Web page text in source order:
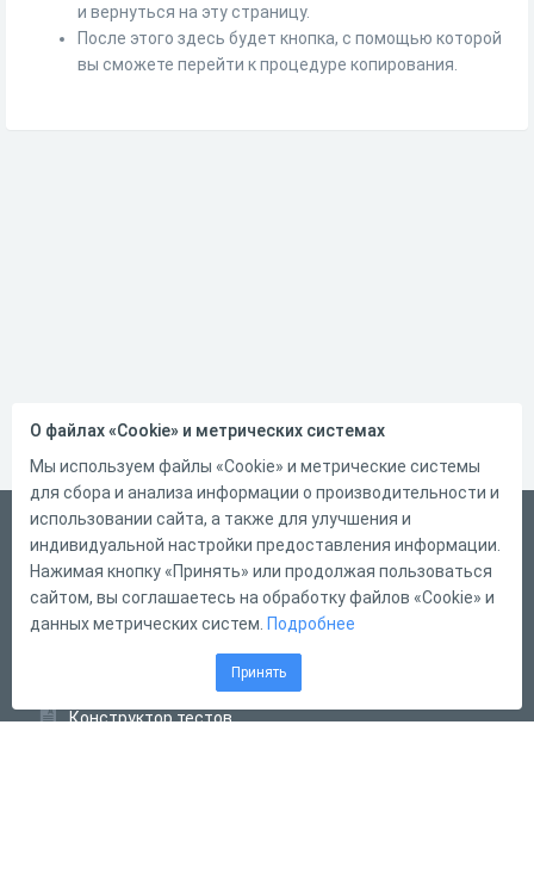
и вернуться на эту страницу.
После этого здесь будет кнопка, с помощью которой
вы сможете перейти к процедуре копирования.
Русский
Справка
Форма обратной связи
Конструктор тестов
О файлах «Cookie» и метрических системах
Мы используем файлы «Cookie» и метрические системы
для сбора и анализа информации о производительности и
использовании сайта, а также для улучшения и
индивидуальной настройки предоставления информации.
Нажимая кнопку «Принять» или продолжая пользоваться
сайтом, вы соглашаетесь на обработку файлов «Cookie» и
данных метрических систем. Подробнее
Принять